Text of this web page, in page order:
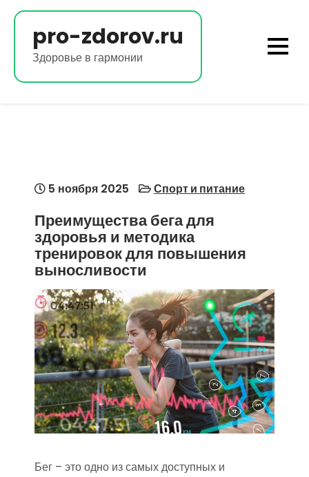
Перейти
содержимомуpro-zdorov.ru
Здоровье в гармонии
5 ноября 2025 Спорт и питание
Преимущества бега для
здоровья и методика
тренировок для повышения
выносливости
Бег – это одно из самых доступных и